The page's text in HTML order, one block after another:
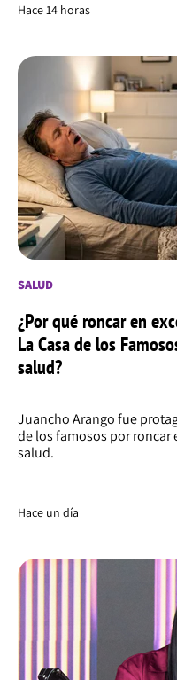
Hace 14 horas
SALUD
¿Por qué roncar en
La Casa de los
salud?
Juancho Arango fue
de los famosos por roncar
salud.
Hace un día